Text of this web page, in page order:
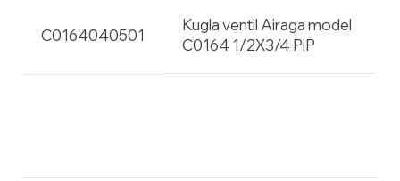
Brtva za
anaerobno lepilo tipa "Loctite"
C0164040501
Kugla ventil Airaga model
C0164 1/2X3/4 PiP